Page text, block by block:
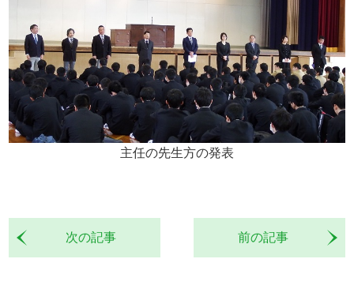
主任の先生方の発表
前の記事
次の記事